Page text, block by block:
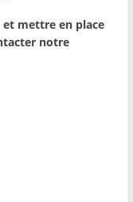
mettre en place
notre